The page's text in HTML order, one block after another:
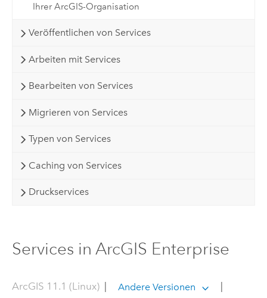
Ihrer ArcGIS-Organisation
Veröffentlichen von Services
Arbeiten mit Services
Bearbeiten von Services
Migrieren von Services
Typen von Services
Caching von Services
Druckservices
Services in ArcGIS Enterprise
ArcGIS 11.1 (Linux)| Andere Versionen